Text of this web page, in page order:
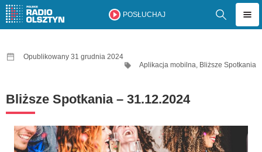
POSŁUCHAJ
Opublikowany 31 grudnia 2024
Aplikacja mobilna, Bliższe Spotkania
Bliższe Spotkania – 31.12.2024